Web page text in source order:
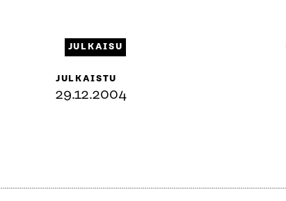
JULKAISU
JULKAISTU
29.12.2004